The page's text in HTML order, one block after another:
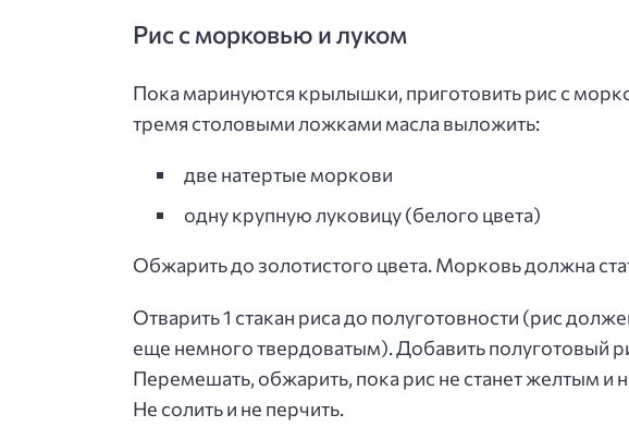
Рис с морковью и луком
Пока маринуются крылышки, приготовить рис с
тремя столовыми ложками масла выложить:
две натертые моркови
одну крупную луковицу (белого цвета)
Обжарить до золотистого цвета. Морковь должна
Отварить 1 стакан риса до полуготовности (рис
еще немного твердоватым). Добавить полуготовый
Перемешать, обжарить, пока рис не станет желтым и
Не солить и не перчить.